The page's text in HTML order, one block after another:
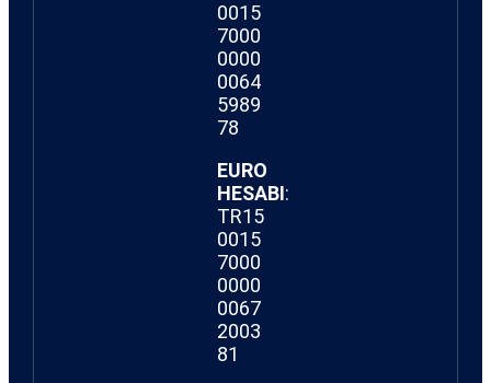
0015
7000
0000
0064
5989
78
EURO
HESABI:
TR15
0015
7000
0000
0067
2003
81